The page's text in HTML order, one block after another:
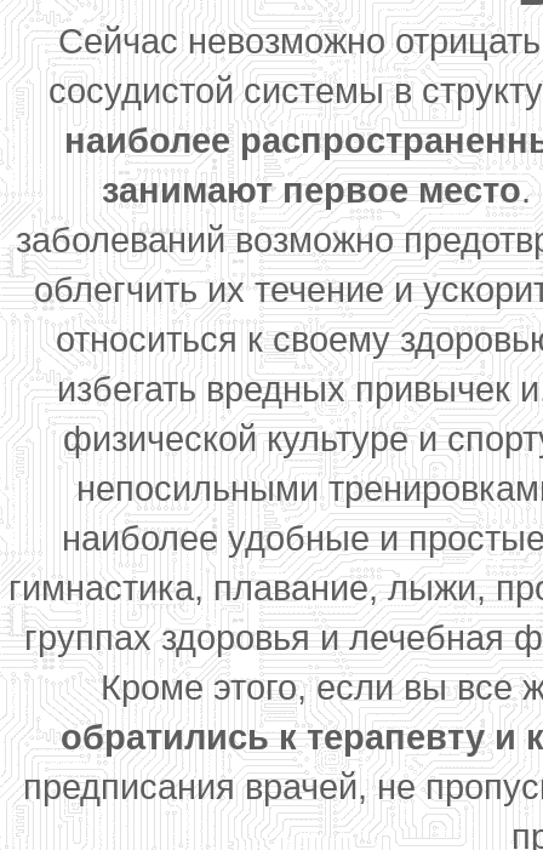
Сейчас невозможно
сосудистой системы в
наиболее
занимают первое место.
заболеваний возможно
облегчить их течение и
относиться к своему
избегать вредных привычек
физической культуре и
непосильными
наиболее удобные и
гимнастика, плавание, лыжи,
группах здоровья и лечебная
Кроме этого, если вы все
обратились к терапевту и
предписания врачей, не